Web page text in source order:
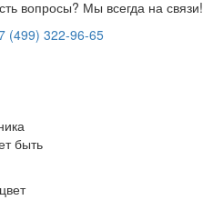
вопросы? Мы всегда на связи!
(499) 322-96-65
быть